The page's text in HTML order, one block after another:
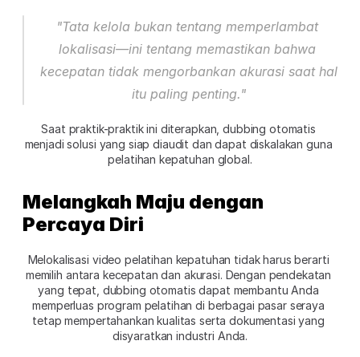
"Tata kelola bukan tentang memperlambat
lokalisasi—ini tentang memastikan bahwa
kecepatan tidak mengorbankan akurasi saat hal
itu paling penting."
Saat praktik-praktik ini diterapkan, dubbing otomatis
menjadi solusi yang siap diaudit dan dapat diskalakan guna
pelatihan kepatuhan global.
Melangkah Maju dengan
Percaya Diri
Melokalisasi video pelatihan kepatuhan tidak harus berarti
memilih antara kecepatan dan akurasi. Dengan pendekatan
yang tepat, dubbing otomatis dapat membantu Anda
memperluas program pelatihan di berbagai pasar seraya
tetap mempertahankan kualitas serta dokumentasi yang
disyaratkan industri Anda.